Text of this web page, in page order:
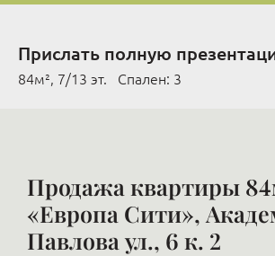
Прислать полную
84м², 7/13 эт. Cпален: 3
Продажа квартиры
«Европа Сити»,
Павлова ул., 6 к. 2